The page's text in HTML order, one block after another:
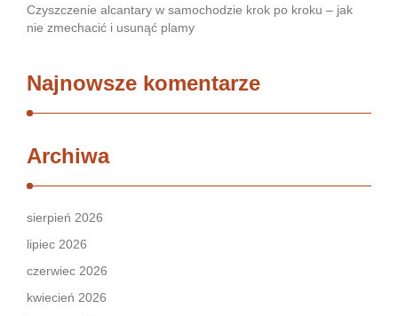
Czyszczenie alcantary w samochodzie krok po kroku – jak
nie zmechacić i usunąć plamy
Najnowsze komentarze
Archiwa
sierpień 2026
lipiec 2026
czerwiec 2026
kwiecień 2026